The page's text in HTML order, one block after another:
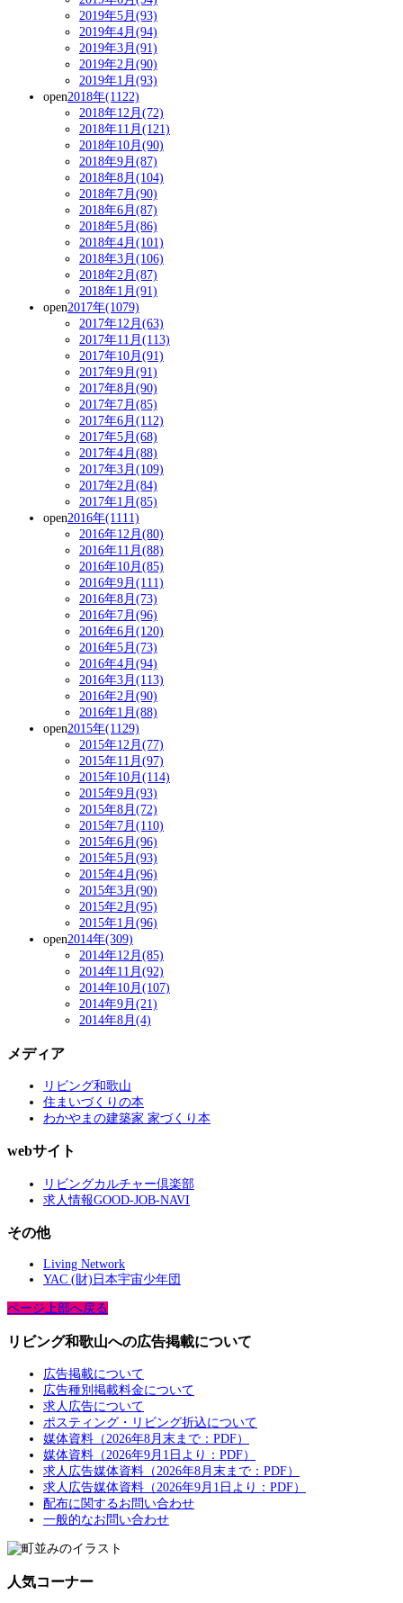
2019年5月(93)
2019年4月(94)
2019年3月(91)
2019年2月(90)
2019年1月(93)
open2018年(1122)
2018年12月(72)
2018年11月(121)
2018年10月(90)
2018年9月(87)
2018年8月(104)
2018年7月(90)
2018年6月(87)
2018年5月(86)
2018年4月(101)
2018年3月(106)
2018年2月(87)
2018年1月(91)
open2017年(1079)
2017年12月(63)
2017年11月(113)
2017年10月(91)
2017年9月(91)
2017年8月(90)
2017年7月(85)
2017年6月(112)
2017年5月(68)
2017年4月(88)
2017年3月(109)
2017年2月(84)
2017年1月(85)
open2016年(1111)
2016年12月(80)
2016年11月(88)
2016年10月(85)
2016年9月(111)
2016年8月(73)
2016年7月(96)
2016年6月(120)
2016年5月(73)
2016年4月(94)
2016年3月(113)
2016年2月(90)
2016年1月(88)
open2015年(1129)
2015年12月(77)
2015年11月(97)
2015年10月(114)
2015年9月(93)
2015年8月(72)
2015年7月(110)
2015年6月(96)
2015年5月(93)
2015年4月(96)
2015年3月(90)
2015年2月(95)
2015年1月(96)
open2014年(309)
2014年12月(85)
2014年11月(92)
2014年10月(107)
2014年9月(21)
2014年8月(4)
メディア
リビング和歌山
住まいづくりの本
わかやまの建築家 家づくり本
webサイト
リビングカルチャー倶楽部
求人情報GOOD-JOB-NAVI
その他
Living Network
YAC (財)日本宇宙少年団
ページ上部へ戻る
リビング和歌山への広告掲載について
広告掲載について
広告種別掲載料金について
求人広告について
ポスティング・リビング折込について
媒体資料（2026年8月末まで：PDF）
媒体資料（2026年9月1日より：PDF）
求人広告媒体資料（2026年8月末まで：PDF）
求人広告媒体資料（2026年9月1日より：PDF）
配布に関するお問い合わせ
一般的なお問い合わせ
人気コーナー